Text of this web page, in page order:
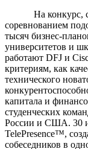
На конкурс,
соревнованием
тысяч бизнес-
университетов и
работают DFJ и
критериям, как
технического
капитала и
студенческих
России и США. 30
TelePresence™,
собеседников в